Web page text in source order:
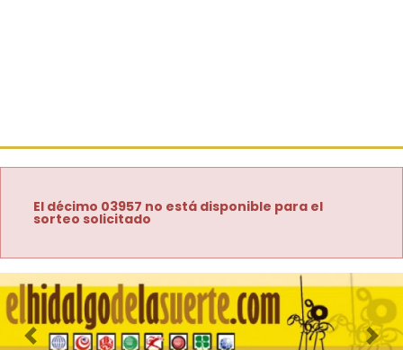
El décimo 03957 no está disponible para el
sorteo solicitado
Imagen anterior